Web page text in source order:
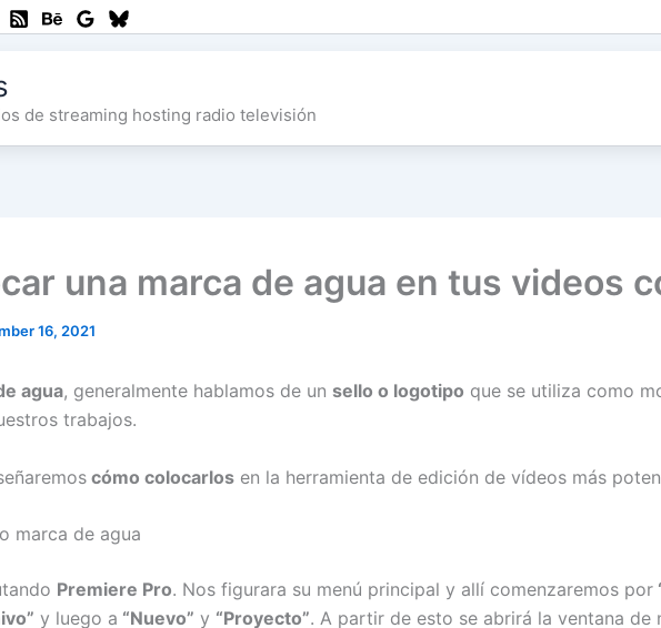
de streaming hosting radio televisión
una marca de agua en tus videos
16, 2021
agua, generalmente hablamos de un sello o logotipo que se utiliza como
trabajos.
cómo colocarlos en la herramienta de edición de vídeos más
marca de agua
Premiere Pro. Nos figurara su menú principal y allí comenzaremos por
y luego a “Nuevo” y “Proyecto”. A partir de esto se abrirá la ventana